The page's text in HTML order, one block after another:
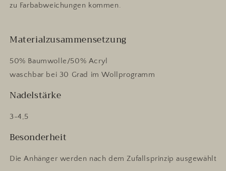
zu Farbabweichungen kommen.
Materialzusammensetzung
50% Baumwolle/50% Acryl
waschbar bei 30 Grad im Wollprogramm
Nadelstärke
3-4,5
Besonderheit
Die Anhänger werden nach dem Zufallsprinzip ausgewählt